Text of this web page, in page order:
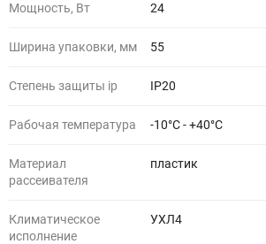
Мощность, Вт 24
Ширина упаковки, мм 55
Степень защиты ip IP20
Рабочая температура -10°C - +40°C
Материал
рассеивателя
пластик
Климатическое
исполнение
УХЛ4